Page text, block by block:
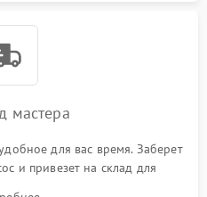
мастера
для вас время. Заберет
и привезет на склад для